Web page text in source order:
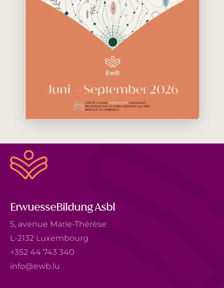
ErwuesseBildung Asbl
5, avenue Marie-Thérèse
L-2132 Luxembourg
+352 44 743 340
info@ewb.lu